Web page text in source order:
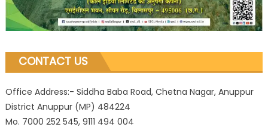
CONTACT US
Office Address:- Siddha Baba Road, Chetna Nagar, Anuppur
District Anuppur (MP) 484224
Mo. 7000 252 545, 9111 494 004